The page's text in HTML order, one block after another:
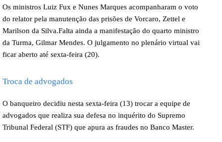
Os ministros Luiz Fux e Nunes Marques acompanharam o voto
do relator pela manutenção das prisões de Vorcaro, Zettel e
Marilson da Silva.Falta ainda a manifestação do quarto ministro
da Turma, Gilmar Mendes. O julgamento no plenário virtual vai
ficar aberto até sexta-feira (20).
Troca de advogados
O banqueiro decidiu nesta sexta-feira (13) trocar a equipe de
advogados que realiza sua defesa no inquérito do Supremo
Tribunal Federal (STF) que apura as fraudes no Banco Master.